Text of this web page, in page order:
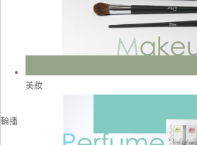
美妝
輪播